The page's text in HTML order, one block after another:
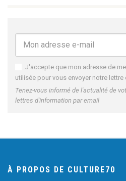
J'accepte que mon adresse de
utilisée pour vous envoyer notre
Tenez-vous informé de l'actualité de
lettres d'information par email
À PROPOS DE CULTURE70